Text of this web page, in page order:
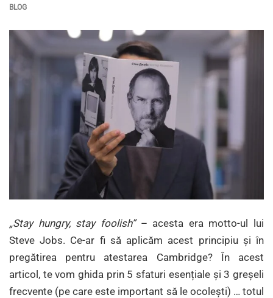
BLOG
„Stay hungry, stay foolish”– acesta era motto-ul lui
Steve Jobs. Ce-ar fi să aplicăm acest principiu și în
pregătirea pentru atestarea Cambridge? În acest
articol, te vom ghida prin 5 sfaturi esențiale și 3 greșeli
frecvente (pe care este important să le ocolești) … totul